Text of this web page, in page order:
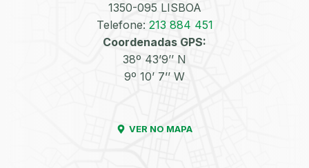
1350-095 LISBOA
Telefone: 213 884 451
Coordenadas GPS:
38º 43’9’’ N
9º 10’ 7’’ W
VER NO MAPA
Equilibragem das
Rodas
Desempeno de
Jantes